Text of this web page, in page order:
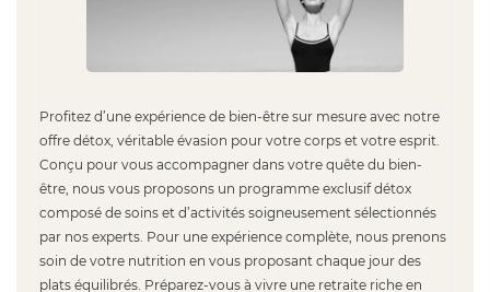
Profitez d’une expérience de bien-être sur mesure avec notre
offre détox, véritable évasion pour votre corps et votre esprit.
Conçu pour vous accompagner dans votre quête du bien-
être, nous vous proposons un programme exclusif détox
composé de soins et d’activités soigneusement sélectionnés
par nos experts. Pour une expérience complète, nous prenons
soin de votre nutrition en vous proposant chaque jour des
plats équilibrés. Préparez-vous à vivre une retraite riche en